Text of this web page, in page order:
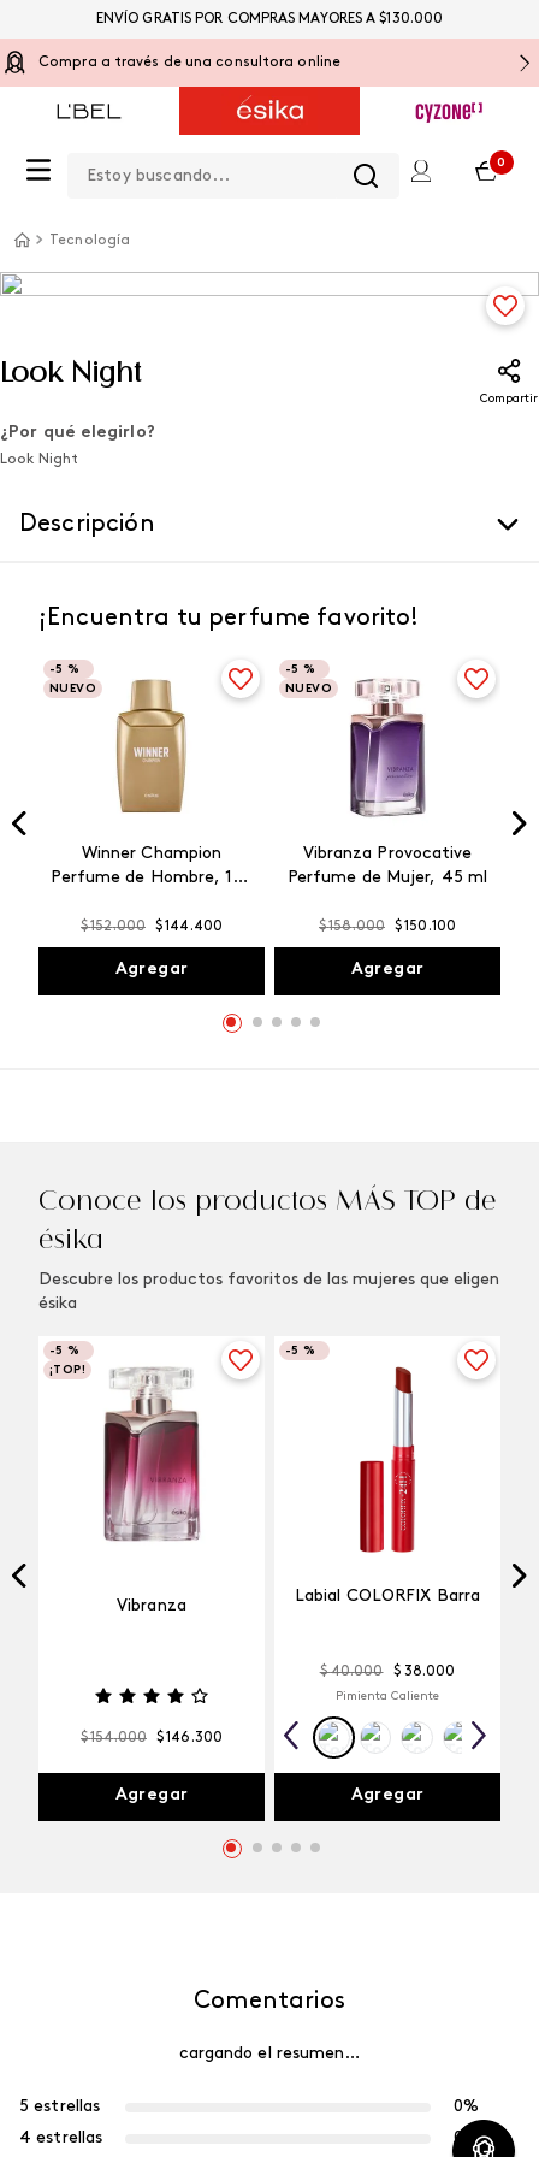
Compra a través de una consultora online
0
ENVÍO GRATIS POR COMPRAS MAYORES A $130.000
Tecnología
Look Night
Compartir
¿Por qué elegirlo?
Look Night
Descripción
¡Encuentra tu perfume favorito!
-5 %
NUEVO
Winner Champion
Perfume de Hombre, 100
$152.000 $144 .400
Agregar
-5 %
NUEVO
Vibranza Provocative
Perfume de Mujer, 45 ml
$158.000 $150 .100
Agregar
Conoce los productos MÁS TOP de
ésika
Descubre los productos favoritos de las mujeres que eligen
ésika
-5 %
¡TOP!
Vibranza
$154.000 $146 .300
Agregar
-5 %
Labial COLORFIX Barra
$ 40.000 $ 38.000
Pimienta Caliente
Agregar
Comentarios
cargando el resumen…
5 estrellas
0%
4 estrellas
0%